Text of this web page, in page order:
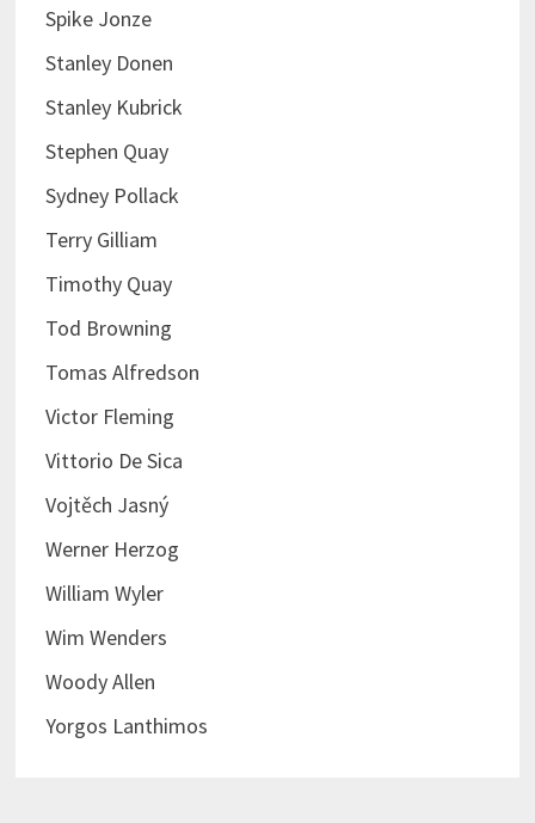
Spike Jonze
Stanley Donen
Stanley Kubrick
Stephen Quay
Sydney Pollack
Terry Gilliam
Timothy Quay
Tod Browning
Tomas Alfredson
Victor Fleming
Vittorio De Sica
Vojtěch Jasný
Werner Herzog
William Wyler
Wim Wenders
Woody Allen
Yorgos Lanthimos